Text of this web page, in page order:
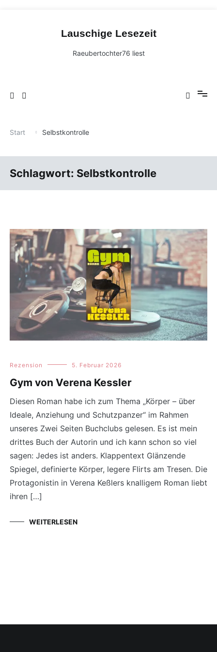
Lauschige Lesezeit
Raeubertochter76 liest
Start Selbstkontrolle
Schlagwort: Selbstkontrolle
Rezension 5. Februar 2026
Gym von Verena Kessler
Diesen Roman habe ich zum Thema „Körper – über
Ideale, Anziehung und Schutzpanzer“ im Rahmen
unseres Zwei Seiten Buchclubs gelesen. Es ist mein
drittes Buch der Autorin und ich kann schon so viel
sagen: Jedes ist anders. Klappentext Glänzende
Spiegel, definierte Körper, legere Flirts am Tresen. Die
Protagonistin in Verena Keßlers knalligem Roman liebt
ihren […]
WEITERLESEN